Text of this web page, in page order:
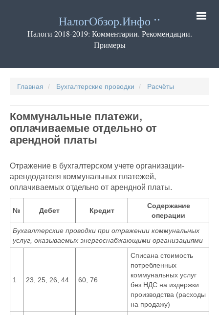
содержанию
НалогОбзор.Инфо
Налоги 2018-2019: Комментарии. Рекомендации.
Примеры
Главная Бухгалтерские проводки Расчёты
Коммунальные платежи,
оплачиваемые отдельно от
арендной платы
Отражение в бухгалтерском учете организации-
арендодателя коммунальных платежей,
оплачиваемых отдельно от арендной платы.
№ Дебет Кредит
Содержание
операции
Бухгалтерские проводки при отражении коммунальных
услуг, оказываемых энергоснабжающими организациями
1 23, 25, 26, 44 60, 76
Списана стоимость
потребленных
коммунальных услуг
без НДС на издержки
производства (расходы
на продажу)